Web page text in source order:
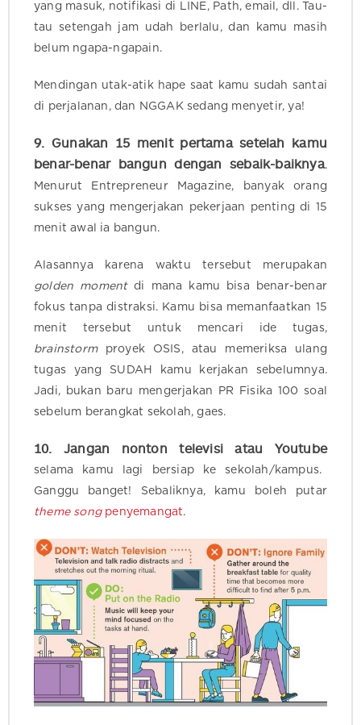
yang masuk, notifikasi di LINE, Path, email, dll. Tau-
tau setengah jam udah berlalu, dan kamu masih
belum ngapa-ngapain.
Mendingan utak-atik hape saat kamu sudah santai
di perjalanan, dan NGGAK sedang menyetir, ya!
9. Gunakan 15 menit pertama setelah kamu
benar-benar bangun dengan sebaik-baiknya.
Menurut Entrepreneur Magazine, banyak orang
sukses yang mengerjakan pekerjaan penting di 15
menit awal ia bangun.
Alasannya karena waktu tersebut merupakan
golden momentdi mana kamu bisa benar-benar
fokus tanpa distraksi. Kamu bisa memanfaatkan 15
menit tersebut untuk mencari ide tugas,
brainstormproyek OSIS, atau memeriksa ulang
tugas yang SUDAH kamu kerjakan sebelumnya.
Jadi, bukan baru mengerjakan PR Fisika 100 soal
sebelum berangkat sekolah, gaes.
10. Jangan nonton televisi atau Youtube
selama kamu lagi bersiap ke sekolah/kampus.
Ganggu banget! Sebaliknya, kamu boleh putar
theme songpenyemangat.